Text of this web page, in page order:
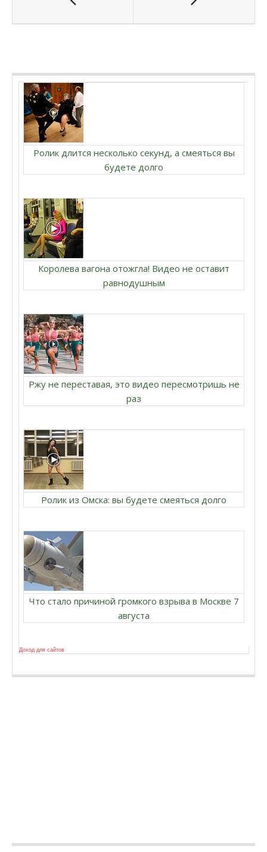
Ролик длится несколько секунд, а смеяться вы
будете долго
Королева вагона отожгла! Видео не оставит
равнодушным
Ржу не переставая, это видео пересмотришь не
раз
Ролик из Омска: вы будете смеяться долго
Что стало причиной громкого взрыва в Москве 7
августа
Доход для сайтов